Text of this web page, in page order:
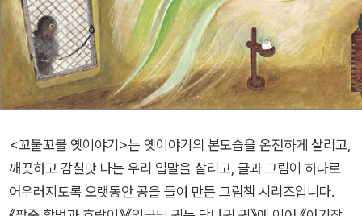
<꼬불꼬불 옛이야기>는 옛이야기의 본모습을 온전하게 살리고,
깨끗하고 감칠맛 나는 우리 입말을 살리고, 글과 그림이 하나로
어우러지도록 오랫동안 공을 들여 만든 그림책 시리즈입니다.